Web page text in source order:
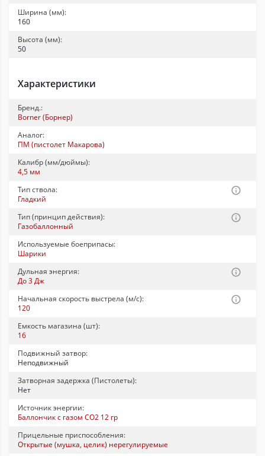
Ширина (мм):
160
Высота (мм):
50
Характеристики
Бренд.:
Borner (Борнер)
Аналог:
ПМ (пистолет Макарова)
Калибр (мм/дюймы):
4,5 мм
Тип ствола:
Гладкий
Тип (принцип действия):
Газобаллонный
Используемые боеприпасы:
Шарики
Дульная энергия:
До 3 Дж
Начальная скорость выстрела (м/с):
120
Емкость магазина (шт):
16
Подвижный затвор:
Неподвижный
Затворная задержка (Пистолеты):
Нет
Источник энергии:
Баллончик с газом CO2 12 гр
Прицельные приспособления:
Открытые (мушка, целик) нерегулируемые